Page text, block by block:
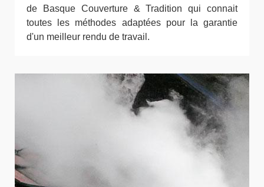
de Basque Couverture & Tradition qui connait
toutes les méthodes adaptées pour la garantie
d'un meilleur rendu de travail.